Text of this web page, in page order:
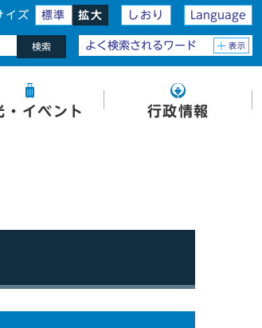
イズ 標準 拡大 しおり Language
検索 よく検索されるワード 表示
・イベント 行政情報